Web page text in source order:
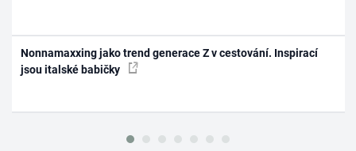
Nonnamaxxing jako trend generace Z v cestování. Inspirací
jsou italské babičky